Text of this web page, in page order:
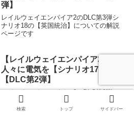
弾】
レイルウェイエンパイア2のDLC第3弾シ
ナリオ18の【英国統治】についての解説
ページです
【レイルウェイエンパイア2】
人々に電気を【シナリオ17】
【DLC第2弾】
レイルウェイエンパイア2のDLC第2弾シ
解説ページです
検索 トップ サイドバー